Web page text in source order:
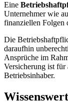
Eine
Unternehmer wie
finanziellen Folgen
Die
daraufhin
Ansprüche im
Versicherung ist
Betriebsinhaber.